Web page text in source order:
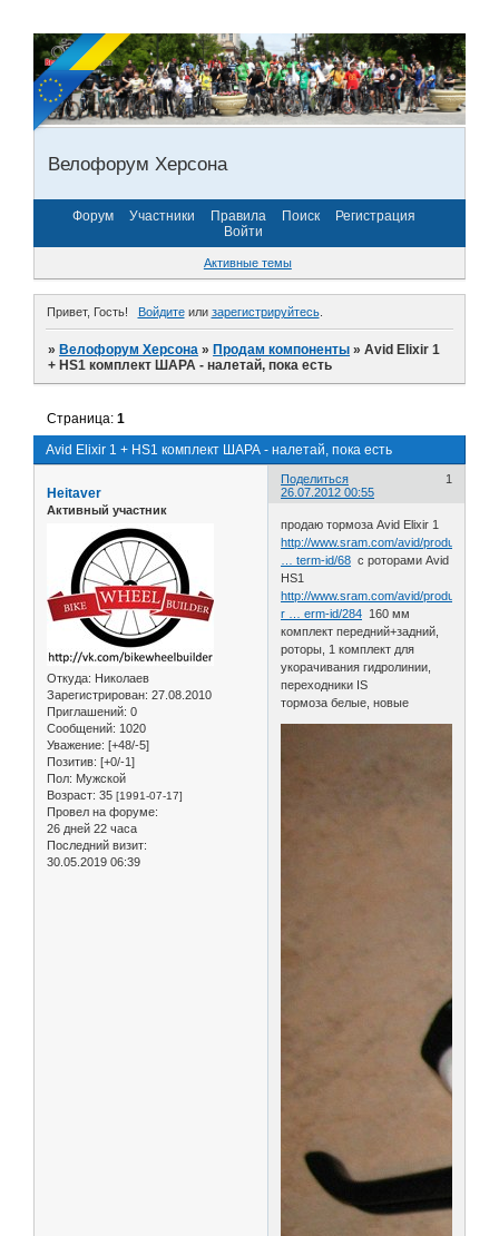
Велофорум Херсона
Форум Участники Правила Поиск
Регистрация
Войти
Активные темы
Привет, Гость! Войдитеили зарегистрируйтесь.
»Велофорум Херсона »Продам компоненты »Avid Elixir 1
+ HS1 комплект ШАРА - налетай, пока есть
Avid Elixir 1 + HS1 комплект ШАРА - налетай, пока есть
Страница:1
Поделиться
1
26.07.2012 00:55
Heitaver
Активный участник
Откуда: Николаев
Зарегистрирован: 27.08.2010
Приглашений: 0
Сообщений: 1020
Уважение: [+48/-5]
Позитив: [+0/-1]
Пол: Мужской
Возраст: 35 [1991-07-17]
Провел на форуме:
26 дней 22 часа
Последний визит:
30.05.2019 06:39
продаю тормоза Avid Elixir 1
http://www.sram.com/avid/products/elixi
… term-id/68 с роторами Avid
HS1
http://www.sram.com/avid/products/hs1-
r … erm-id/284 160 мм
комплект передний+задний,
роторы, 1 комплект для
укорачивания гидролинии,
переходники IS
тормоза белые, новые